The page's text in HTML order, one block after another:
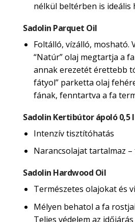
nélkül beltérben is ideális
Sadolin Parquet Oil
Foltálló, vízálló, mosható.
“Natúr” olaj megtartja a
annak erezetét érettebb
fátyol” parketta olaj
fának, fenntartva a fa
Sadolin Kertibútor ápoló 0,5 l
Intenzív tisztítóhatás
Narancsolajat tartalmaz
Sadolin Hardwood Oil
Természetes olajokat és
Mélyen behatol a fa
Teljes védelem az